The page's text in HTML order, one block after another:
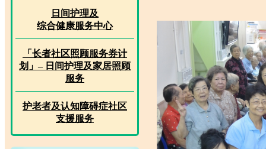
日间护理及
综合健康服务中心
「长者社区照顾服务券计
划」– 日间护理及家居照顾
服务
护老者及认知障碍症社区
支援服务